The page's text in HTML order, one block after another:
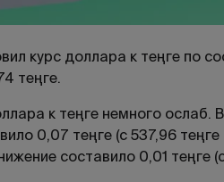
курс доллара к теңге по
теңге.
к теңге немного ослаб.
0,07 теңге (с 537,96
составило 0,01 теңге